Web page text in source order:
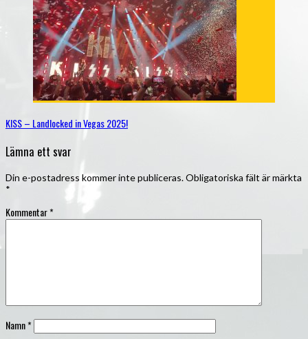
KISS – Landlocked in Vegas 2025!
Lämna ett svar
Din e-postadress kommer inte publiceras.Obligatoriska fält är märkta
*
Kommentar*
Namn*